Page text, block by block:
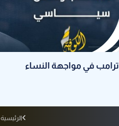
ترامب في مواجهة النساء
الرئيسية